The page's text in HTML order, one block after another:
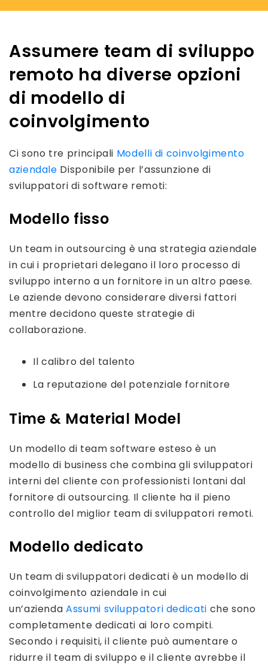
Assumere team di sviluppo
remoto ha diverse opzioni
di modello di
coinvolgimento
Ci sono tre principali Modelli di coinvolgimento
aziendale Disponibile per l’assunzione di
sviluppatori di software remoti:
Modello fisso
Un team in outsourcing è una strategia aziendale
in cui i proprietari delegano il loro processo di
sviluppo interno a un fornitore in un altro paese.
Le aziende devono considerare diversi fattori
mentre decidono queste strategie di
collaborazione.
Il calibro del talento
La reputazione del potenziale fornitore
Time & Material Model
Un modello di team software esteso è un
modello di business che combina gli sviluppatori
interni del cliente con professionisti lontani dal
fornitore di outsourcing. Il cliente ha il pieno
controllo del miglior team di sviluppatori remoti.
Modello dedicato
Un team di sviluppatori dedicati è un modello di
coinvolgimento aziendale in cui
un’aziendaAssumi sviluppatori dedicati che sono
completamente dedicati ai loro compiti.
Secondo i requisiti, il cliente può aumentare o
ridurre il team di sviluppo e il cliente avrebbe il